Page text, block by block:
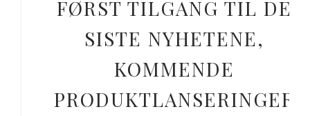
FØRST TILGANG TIL DE
SISTE NYHETENE,
KOMMENDE
PRODUKTLANSERINGER